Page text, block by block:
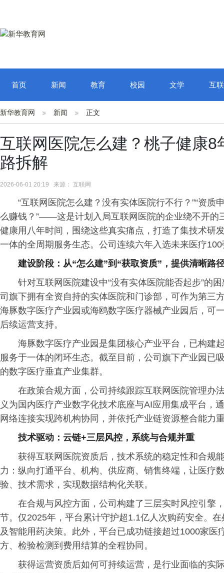
首页 新闻 教育 校园 文学 互
新华教育网 新闻 正文
互联网医院怎么建？桃子健康
路拆解
2026-06-01 20:19 来源： 互联网
“互联网医院怎么建？没有实体医院行不行？”“资质
么赚钱？”——这是计划入局互联网医院的企业绕不开的
健康用八年时间，围绕这些真实痛点，打造了集技术研
一体的全周期服务生态。公司连续六年入选未来医疗
建设阶段：从“怎么建”到“获取资质”，提供清晰路
针对互联网医院建设中“没有实体医院能否起步”的
司旗下拥有全资自持的实体医院和门诊部，可作为第三
海豚数字医疗产业园或海鸥数字医疗器械产业园后，可
后续运营支持。
海豚数字医疗产业园是集团核心产业平台，已构建
服务于一体的闭环生态。截至目前，公司旗下产业园已
的数字医疗垂直产业集群。
在政策合规方面，公司持续跟踪互联网医院管理办
义为国内医疗产业数字化技术底座与AI应用集成平台，
网络连接实现跨机构协同，并依托产业链资源整合能力
技术驱动：云链+三层风控，系统与合规并重
获得互联网医院资质后，技术系统的稳定性和合规
力：纵向打通平台、机构、供应商、销售终端，让医疗
验、技术需求，实现数据结构化关联。
在合规与风控方面，公司构建了三层实时风控引擎
节。仅2025年，平台累计守护超1.1亿人次购药安全。
及智能用药决策。此外，平台已成功链接超过1000家
方、检验检测到费用结算的全程协同。
获得运营资质后如何可持续运营，是行业面临的实